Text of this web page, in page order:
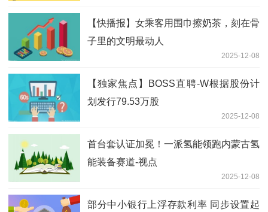
【快播报】女乘客用围巾擦奶茶，刻在骨
子里的文明最动人
2025-12-08
【独家焦点】BOSS直聘-W根据股份计
划发行79.53万股
2025-12-08
首台套认证加冕！一派氢能领跑内蒙古氢
能装备赛道-视点
2025-12-08
部分中小银行上浮存款利率 同步设置起